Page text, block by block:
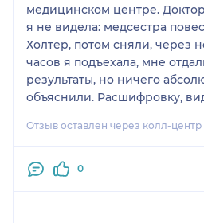
медицинском центре.
я не видела: медсестра
Холтер, потом сняли, через
часов я подъехала, мне
результаты, но ничего
объяснили. Расшифровку,
пояснений не было. Так как я
потом пришлось
Отзыв оставлен через колл-центр
0